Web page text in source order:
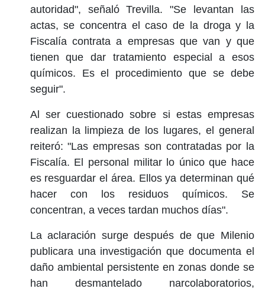
autoridad", señaló Trevilla. "Se levantan las
actas, se concentra el caso de la droga y la
Fiscalía contrata a empresas que van y que
tienen que dar tratamiento especial a esos
químicos. Es el procedimiento que se debe
seguir".
Al ser cuestionado sobre si estas empresas
realizan la limpieza de los lugares, el general
reiteró: "Las empresas son contratadas por la
Fiscalía. El personal militar lo único que hace
es resguardar el área. Ellos ya determinan qué
hacer con los residuos químicos. Se
concentran, a veces tardan muchos días".
La aclaración surge después de que Milenio
publicara una investigación que documenta el
daño ambiental persistente en zonas donde se
han desmantelado narcolaboratorios,